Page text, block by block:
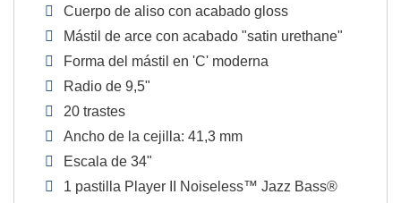
Cuerpo de aliso con acabado gloss
Mástil de arce con acabado "satin urethane"
Forma del mástil en 'C' moderna
Radio de 9,5"
20 trastes
Ancho de la cejilla: 41,3 mm
Escala de 34"
1 pastilla Player II Noiseless™ Jazz Bass®